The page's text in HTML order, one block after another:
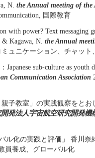
N. the Annual meeting of
国際教育
with power? Text messaging
Kagawa, N. the Annual
ュニケーション、チャッ
Japanese sub-culture as
Communication Association
親子教室」の実践観察をと
発法人宇宙航空研究開発機
ル化の実践と評価」 香川
員養成、グローバル化